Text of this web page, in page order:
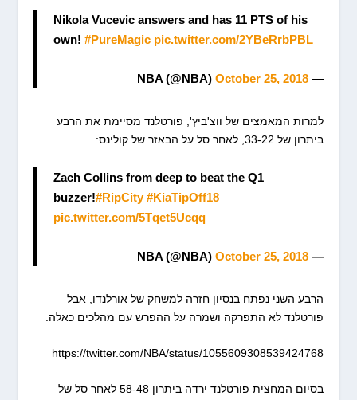
Nikola Vucevic answers and has 11 PTS of his
own!#PureMagic pic.twitter.com/2YBeRrbPBL
— NBA (@NBA)
October 25, 2018
למרות המאמצים של ווצ'ביץ', פורטלנד מסיימת את הרבע
ביתרון של 33-22, לאחר סל על הבאזר של קולינס:
Zach Collins from deep to beat the Q1
buzzer!#RipCity #KiaTipOff18
pic.twitter.com/5Tqet5Ucqq
— NBA (@NBA)
October 25, 2018
הרבע השני נפתח בנסיון חזרה למשחק של אורלנדו, אבל
פורטלנד לא התפרקה ושמרה על ההפרש עם מהלכים כאלה:
https://twitter.com/NBA/status/1055609308539424768
בסיום המחצית פורטלנד ירדה ביתרון 58-48 לאחר סל של